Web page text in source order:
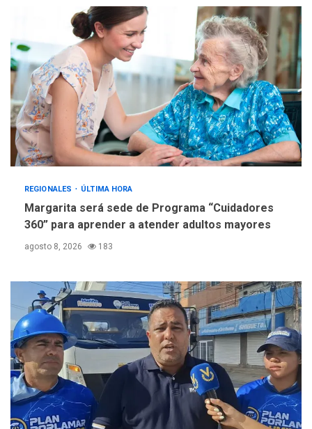
REGIONALES ÚLTIMA HORA
Margarita será sede de Programa “Cuidadores
360” para aprender a atender adultos mayores
agosto 8, 2026 183